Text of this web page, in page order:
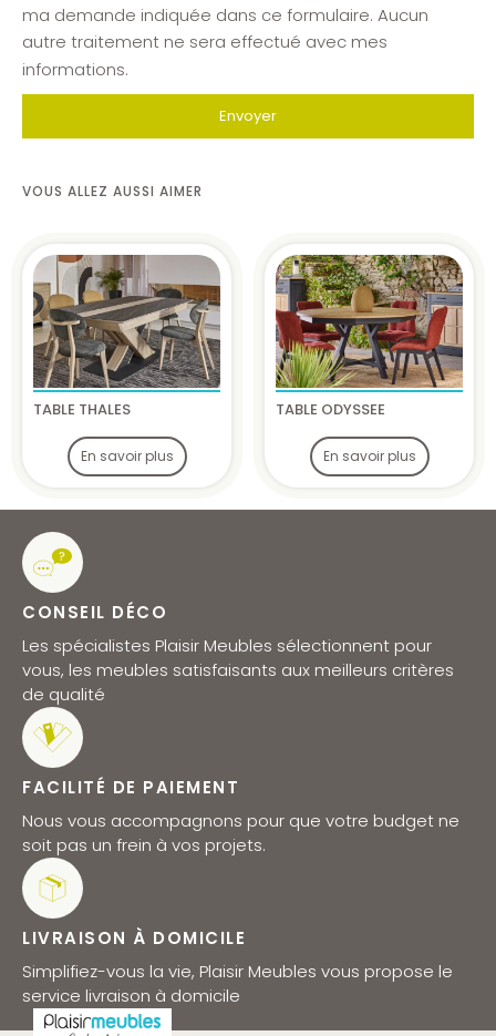
ma demande indiquée dans ce formulaire. Aucun
autre traitement ne sera effectué avec mes
informations.
Envoyer
VOUS ALLEZ AUSSI AIMER
TABLE THALES
En savoir plus
TABLE ODYSSEE
En savoir plus
CONSEIL DÉCO
Les spécialistes Plaisir Meubles sélectionnent pour
vous, les meubles satisfaisants aux meilleurs critères
de qualité
FACILITÉ DE PAIEMENT
Nous vous accompagnons pour que votre budget ne
soit pas un frein à vos projets.
LIVRAISON À DOMICILE
Simplifiez-vous la vie, Plaisir Meubles vous propose le
service livraison à domicile